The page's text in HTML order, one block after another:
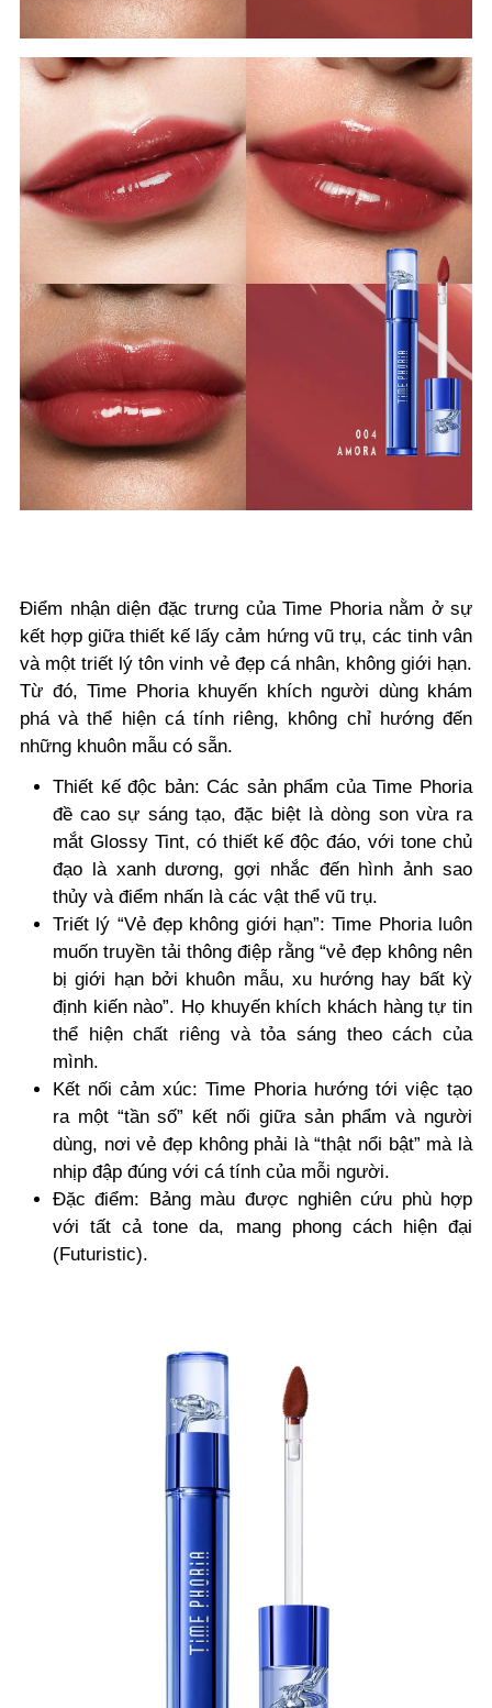
Điểm nhận diện đặc trưng của Time Phoria nằm ở sự
kết hợp giữa thiết kế lấy cảm hứng vũ trụ, các tinh vân
và một triết lý tôn vinh vẻ đẹp cá nhân, không giới hạn.
Từ đó, Time Phoria khuyến khích người dùng khám
phá và thể hiện cá tính riêng, không chỉ hướng đến
những khuôn mẫu có sẵn.
Thiết kế độc bản: Các sản phẩm của Time Phoria
đề cao sự sáng tạo, đặc biệt là dòng son vừa ra
mắt Glossy Tint, có thiết kế độc đáo, với tone chủ
đạo là xanh dương, gợi nhắc đến hình ảnh sao
thủy và điểm nhấn là các vật thể vũ trụ.
Triết lý “Vẻ đẹp không giới hạn”: Time Phoria luôn
muốn truyền tải thông điệp rằng “vẻ đẹp không nên
bị giới hạn bởi khuôn mẫu, xu hướng hay bất kỳ
định kiến nào”. Họ khuyến khích khách hàng tự tin
thể hiện chất riêng và tỏa sáng theo cách của
mình.
Kết nối cảm xúc: Time Phoria hướng tới việc tạo
ra một “tần số” kết nối giữa sản phẩm và người
dùng, nơi vẻ đẹp không phải là “thật nổi bật” mà là
nhịp đập đúng với cá tính của mỗi người.
Đặc điểm: Bảng màu được nghiên cứu phù hợp
với tất cả tone da, mang phong cách hiện đại
(Futuristic).